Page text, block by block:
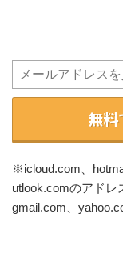
無料
※icloud.com、
utlook.comのアドレ
gmail.com、